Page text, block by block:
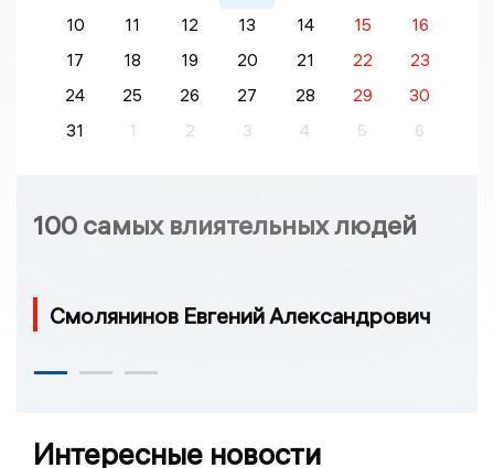
10
11 12 13 14 15
16
17
18 19 20 21 22
23
24
25 26 27 28 29
30
31
1 2 3 4 5 6
100 самых влиятельных людей
Смолянинов Евгений Александрович
Интересные новости